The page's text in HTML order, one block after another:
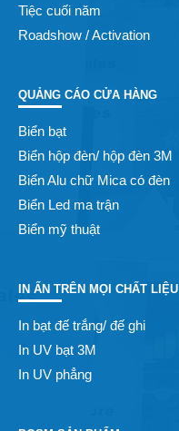
Tiệc cuối năm
Roadshow / Activation
QUẢNG CÁO CỬA HÀNG
Biển bạt
Biển hộp đèn/ hộp đèn 3M
Biển Alu chữ Mica có đèn
Biển Led ma trận
Biển mỹ thuật
IN ẤN TRÊN MỌI CHẤT LIỆU
In bạt đế trắng/ đế ghi
In UV bạt 3M
In UV phẳng